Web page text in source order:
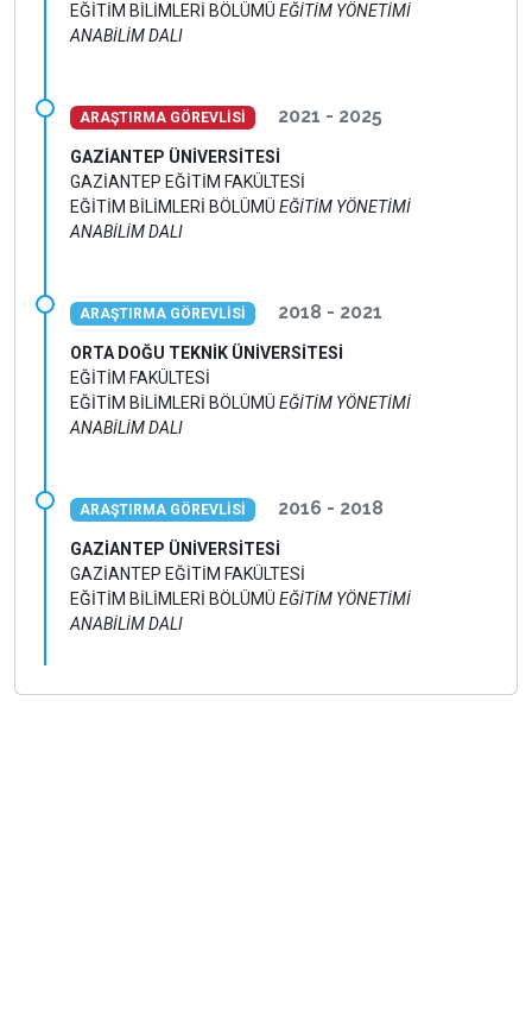
EĞİTİM BİLİMLERİ BÖLÜMÜ EĞİTİM YÖNETİMİ
ANABİLİM DALI
ARAŞTIRMA GÖREVLİSİ 2021 - 2025
GAZİANTEP ÜNİVERSİTESİ
GAZİANTEP EĞİTİM FAKÜLTESİ
EĞİTİM BİLİMLERİ BÖLÜMÜ EĞİTİM YÖNETİMİ
ANABİLİM DALI
ARAŞTIRMA GÖREVLİSİ 2018 - 2021
ORTA DOĞU TEKNİK ÜNİVERSİTESİ
EĞİTİM FAKÜLTESİ
EĞİTİM BİLİMLERİ BÖLÜMÜ EĞİTİM YÖNETİMİ
ANABİLİM DALI
ARAŞTIRMA GÖREVLİSİ 2016 - 2018
GAZİANTEP ÜNİVERSİTESİ
GAZİANTEP EĞİTİM FAKÜLTESİ
EĞİTİM BİLİMLERİ BÖLÜMÜ EĞİTİM YÖNETİMİ
ANABİLİM DALI